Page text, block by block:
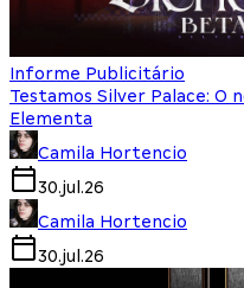
Informe Publicitário
Testamos Silver Palace: O
Elementa
Camila Hortencio
30.jul.26
Camila Hortencio
30.jul.26